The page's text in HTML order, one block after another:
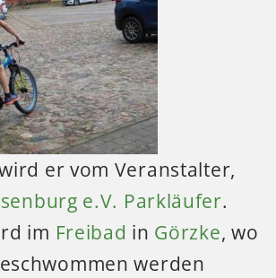
er vom Veranstalter,
e.V. Parkläufer.
im Freibad in Görzke, wo
werden